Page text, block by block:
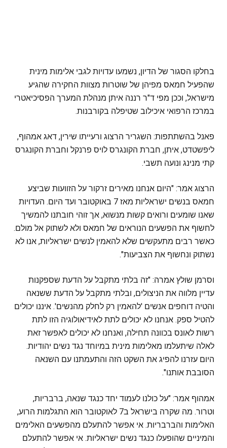
בחלקו הסגור של הדיון, נשמעו עדויות לגבי אלימות מינית
שהפעיל חמאס מפיהן של שוטרות מצוות החקירה שהגיע
מישראל, וככן מפי ד"ר רננה איתן מנהלת המערך הפסיכיאטרי
במרכז הרפואי איכילוב שטיפלה בקורבנות.
פאנל בהשתתפות: השגריר הרצוג ורעייתו שירין, דאג אמהוף,
ליפשטדט, איתן, חברת הקונגרס לויס פרנקל וחברת הקונגרס
קתי מנינג ונועה תשבי.
הרצוג אמר: "היום אנחנו מאירים זרקור על הזוועות שביצע
חמאס בנשים ישראליות מאז 7 באוקטובר ועד היום. העדויות
שאנו שומעים ורואים קשות מנשוא, אך זוהי חובתנו להמשיך
לחשוף את הפשעים הנוראים של חמאס ולא לשתוק אל מולם.
כאשר רבים מתעקשים שלא להאמין לנשים ישראליות, אנו לא
נשתוק ונחשוף את הצביעות".
וסרמן שולץ אמרה: "זה בלתי מתקבל על הדעת שספקנות
עדיין מלווה את הניצולים, ובלתי מתקבל על הדעת ששנאה
והטיה דוחפים אנשים 'להאמין רק לחלק מהנשים'. איננו יכולים
להטיל ספק. אנחנו לא יכולים לתת לאידיאולוגיה הזו לתת
רשות לאונס בכוונה תחילה, ואנחנו לא יכולים לאפשר זאת
לאלה שיתעלמו מאלימות מינית במיוחד נגד נשים יהודיות.
היום עזרנו להפיג את השקט הזה והתעמתנו עם השנאה
הסובבת אותנו".
אמהוף אמר: "על כולנו לעמוד יחד כנגד שנאה, ברבריות,
וטרור. מה שקרה בישראל ב7 לאוקטובר הוא התגלמות הרוע,
האלימות והברבריות. אי אפשר להתעלם מהפשעים האלימים
והמיניים שהופעלו כנגד נשים ישראליות. אי אפשר להתעלם